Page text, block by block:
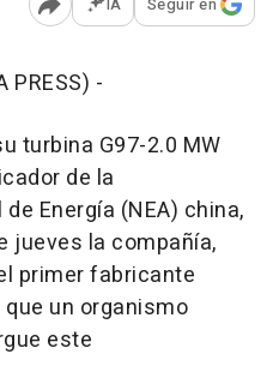
Abrir opciones para
PRESS) -
turbina G97-2.0 MW
de la
Energía (NEA) china,
jueves la compañía,
primer fabricante
un organismo
este